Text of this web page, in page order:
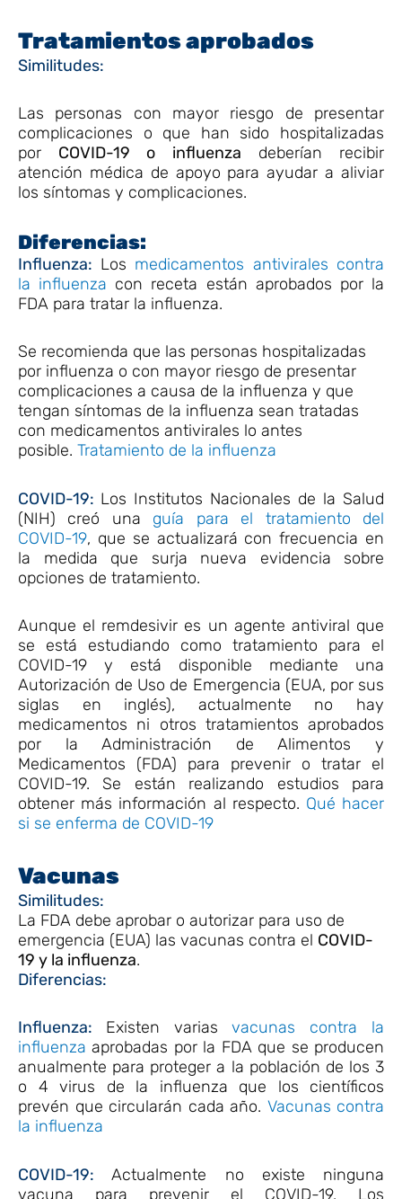
Tratamientos aprobados
Similitudes:
Las personas con mayor riesgo de presentar
complicaciones o que han sido hospitalizadas
por COVID-19 o influenza deberían recibir
atención médica de apoyo para ayudar a aliviar
los síntomas y complicaciones.
Diferencias:
Influenza: Los medicamentos antivirales contra
la influenza con receta están aprobados por la
FDA para tratar la influenza.
Se recomienda que las personas hospitalizadas
por influenza o con mayor riesgo de presentar
complicaciones a causa de la influenza y que
tengan síntomas de la influenza sean tratadas
con medicamentos antivirales lo antes
posible. Tratamiento de la influenza
COVID-19: Los Institutos Nacionales de la Salud
(NIH) creó una guía para el tratamiento del
COVID-19ícono de sitio externo
, que se actualizará con frecuencia en
la medida que surja nueva evidencia sobre
opciones de tratamiento.
Aunque el remdesivir es un agente antiviral que
se está estudiando como tratamiento para el
COVID-19 y está disponible mediante una
Autorización de Uso de Emergencia (EUA, por sus
siglas en inglés), actualmente no hay
medicamentos ni otros tratamientos aprobados
por la Administración de Alimentos y
Medicamentos (FDA) para prevenir o tratar el
COVID-19. Se están realizando estudios para
obtener más información al respecto. Qué hacer
si se enferma de COVID-19
Vacunas
Similitudes:
La FDA debe aprobar o autorizar para uso de
emergencia (EUA) las vacunas contra el COVID-
19 y la influenza.
Diferencias:
Influenza: Existen variasvacunas contra la
influenza aprobadas por la FDA que se producen
anualmente para proteger a la población de los 3
o 4 virus de la influenza que los científicos
prevén que circularán cada año. Vacunas contra
la influenza
COVID-19:
Actualmente no existe ninguna
vacuna para prevenir el COVID-19. Los